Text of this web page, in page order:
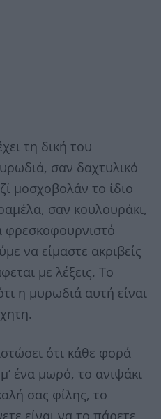
τη δική του
σαν δαχτυλικό
μοσχοβολάν το ίδιο
σαν κουλουράκι,
φρεσκοφουρνιστό
να είμαστε ακριβείς
με λέξεις. Το
η μυρωδιά αυτή είναι
ότι κάθε φορά
ένα μωρό, το ανιψάκι
σας φίλης, το
είναι να το πάρετε